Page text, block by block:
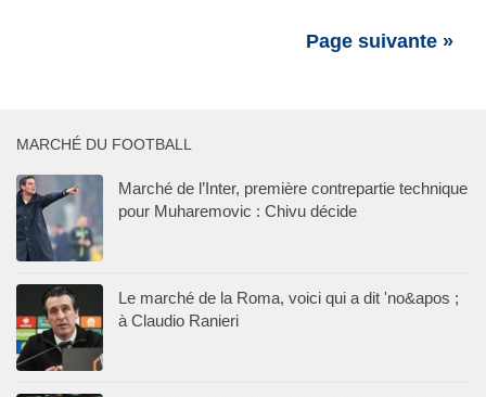
Page suivante »
MARCHÉ DU FOOTBALL
Marché de l’Inter, première contrepartie technique
pour Muharemovic : Chivu décide
Le marché de la Roma, voici qui a dit 'no&apos ;
à Claudio Ranieri